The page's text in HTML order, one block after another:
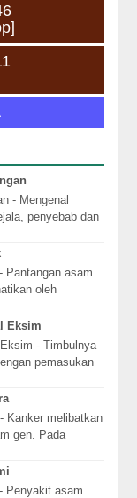
- Mengenal
penyebab dan
Pantangan asam
oleh
Eksim
- Timbulnya
pemasukan
Kanker melibatkan
gen. Pada
Penyakit asam